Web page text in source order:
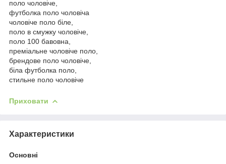
поло чоловіче,
футболка поло чоловіча
чоловіче поло біле,
поло в смужку чоловіче,
поло 100 бавовна,
преміальне чоловіче поло,
брендове поло чоловіче,
біла футболка поло,
стильне поло чоловіче
Приховати
Характеристики
Основні